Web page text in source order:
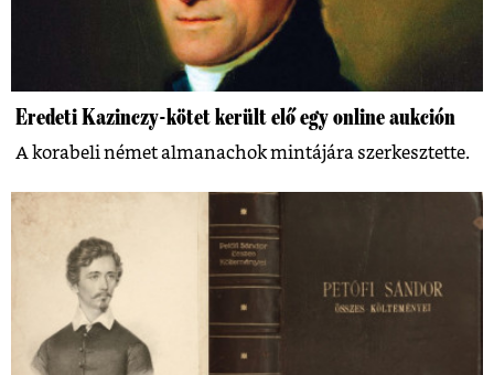
Eredeti Kazinczy-kötet került elő egy online aukción
A korabeli német almanachok mintájára szerkesztette.